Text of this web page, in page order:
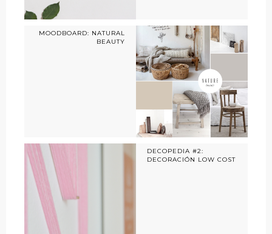
MOODBOARD: NATURAL
BEAUTY
DECOPEDIA #2:
DECORACIÓN LOW COST